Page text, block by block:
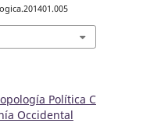
Política C
Occidental